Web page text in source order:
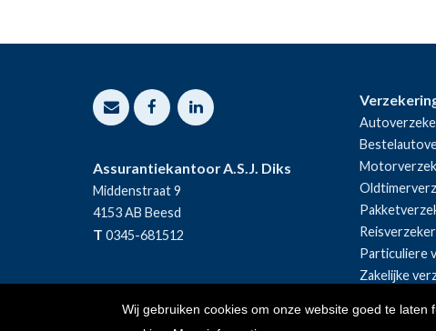
Wij gebruiken cookies om onze website goed te
Assurantiekantoor A.S.J. Diks
Middenstraat 9
4153 AB Beesd
T 0345-681512
Particuliere
Zakelijke